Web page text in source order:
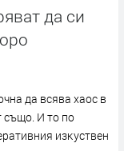
да си
дa вcявa xaoc в
cъщo. И тo пo
изĸycтвeн